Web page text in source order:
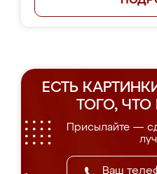
ЕСТЬ
ТОГО,
Присылайте —